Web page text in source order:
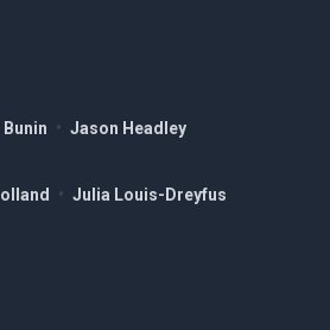
Bunin • Jason Headley
• Julia Louis-Dreyfus